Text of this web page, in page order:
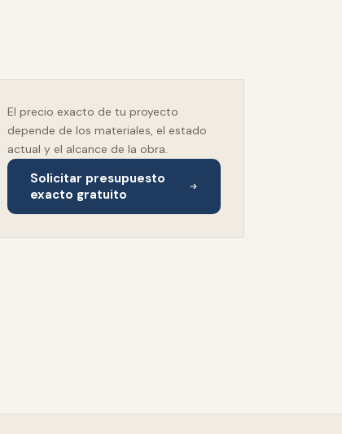
El precio exacto de tu proyecto
depende de los materiales, el estado
actual y el alcance de la obra.
Solicitar presupuesto
exacto gratuito